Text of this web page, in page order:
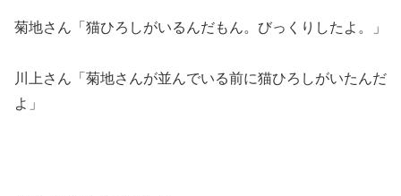
菊地さん「猫ひろしがいるんだもん。びっくりしたよ。」
川上さん「菊地さんが並んでいる前に猫ひろしがいたんだ
よ」